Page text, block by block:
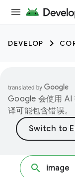
DEVELOP
Google 会使用 AI
译可能包含错误。